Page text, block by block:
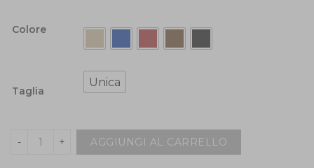
Colore
Taglia
Unica
AGGIUNGI AL CARRELLO